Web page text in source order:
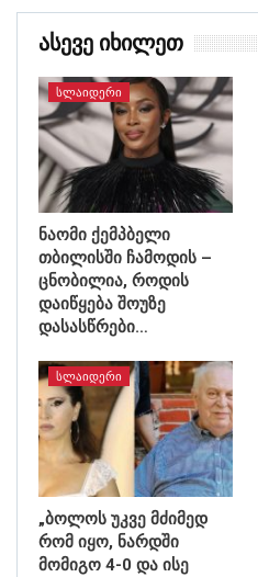
Ასევე Იხილეთ
ᲡᲚᲐᲘᲓᲔᲠᲘ
ნაომი ქემპბელი
თბილისში ჩამოდის –
ცნობილია, როდის
დაიწყება შოუზე
დასასწრები…
ᲡᲚᲐᲘᲓᲔᲠᲘ
„ბოლოს უკვე მძიმედ
რომ იყო, ნარდში
მომიგო 4-0 და ისე